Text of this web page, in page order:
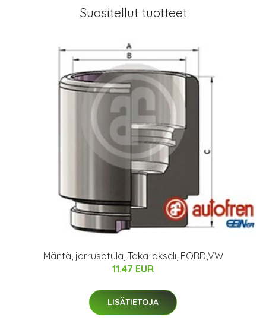
Suositellut tuotteet
Mäntä, jarrusatula, Taka-akseli, FORD,VW
11.47 EUR
LISÄTIETOJA